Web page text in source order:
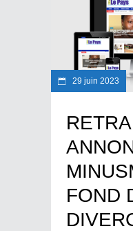
29 juin 2023
FOND